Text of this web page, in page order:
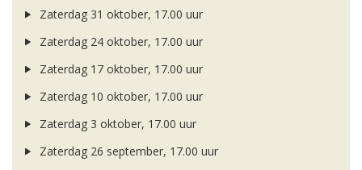
Zaterdag 31 oktober, 17.00 uur
Zaterdag 24 oktober, 17.00 uur
Zaterdag 17 oktober, 17.00 uur
Zaterdag 10 oktober, 17.00 uur
Zaterdag 3 oktober, 17.00 uur
Zaterdag 26 september, 17.00 uur